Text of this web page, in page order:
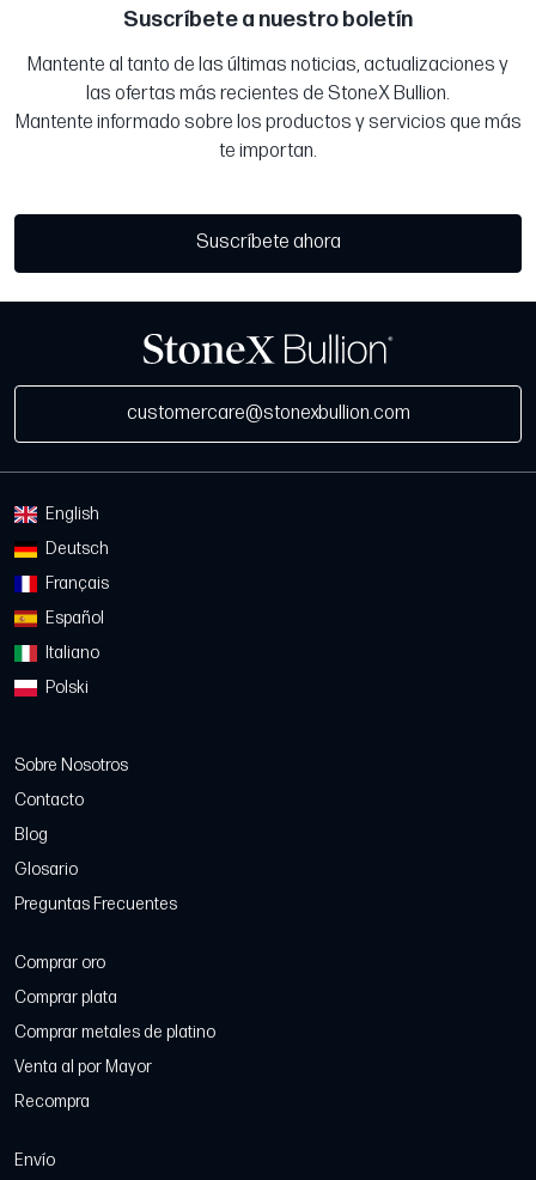
Suscríbete a nuestro boletín
Mantente al tanto de las últimas noticias, actualizaciones y
las ofertas más recientes de StoneX Bullion.
Mantente informado sobre los productos y servicios que más
te importan.
Suscríbete ahora
customercare@stonexbullion.com
English
Deutsch
Français
Español
Italiano
Polski
Sobre Nosotros
Contacto
Blog
Glosario
Preguntas Frecuentes
Comprar oro
Comprar plata
Comprar metales de platino
Venta al por Mayor
Recompra
Envío